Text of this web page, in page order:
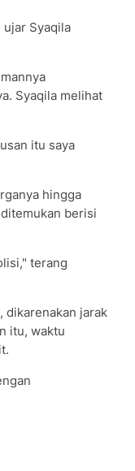
ujar Syaqila
Syaqila melihat
itu saya
hingga
berisi
terang
dikarenakan jarak
itu, waktu